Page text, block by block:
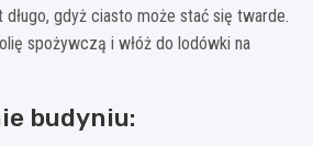
gdyż ciasto może stać się twarde.
spożywczą i włóż do lodówki na
budyniu: